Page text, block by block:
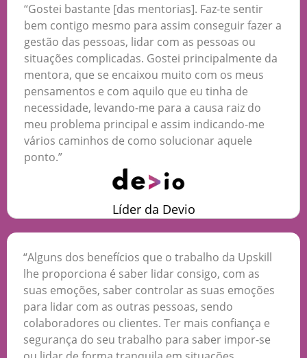
“Gostei bastante [das mentorias]. Faz-te sentir
bem contigo mesmo para assim conseguir fazer a
gestão das pessoas, lidar com as pessoas ou
situações complicadas. Gostei principalmente da
mentora, que se encaixou muito com os meus
pensamentos e com aquilo que eu tinha de
necessidade, levando-me para a causa raiz do
meu problema principal e assim indicando-me
vários caminhos de como solucionar aquele
ponto.”
Líder da Devio
“Alguns dos benefícios que o trabalho da Upskill
lhe proporciona é saber lidar consigo, com as
suas emoções, saber controlar as suas emoções
para lidar com as outras pessoas, sendo
colaboradores ou clientes. Ter mais confiança e
segurança do seu trabalho para saber impor-se